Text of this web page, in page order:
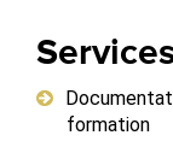
formation